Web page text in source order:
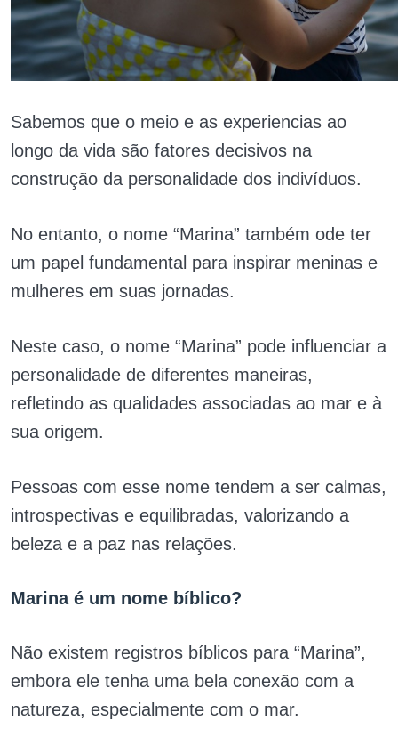
Sabemos que o meio e as experiencias ao
longo da vida são fatores decisivos na
construção da personalidade dos indivíduos.
No entanto, o nome “Marina” também ode ter
um papel fundamental para inspirar meninas e
mulheres em suas jornadas.
Neste caso, o nome “Marina” pode influenciar a
personalidade de diferentes maneiras,
refletindo as qualidades associadas ao mar e à
sua origem.
Pessoas com esse nome tendem a ser calmas,
introspectivas e equilibradas, valorizando a
beleza e a paz nas relações.
Marina é um nome bíblico?
Não existem registros bíblicos para “Marina”,
embora ele tenha uma bela conexão com a
natureza, especialmente com o mar.